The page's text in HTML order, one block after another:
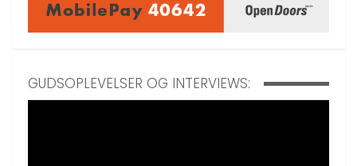
GUDSOPLEVELSER OG INTERVIEWS: